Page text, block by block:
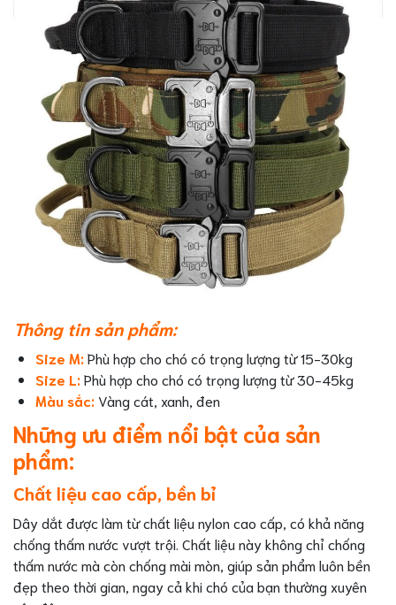
Thông tin sản phẩm:
Size M:Phù hợp cho chó có trọng lượng từ 15-30kg
Size L:Phù hợp cho chó có trọng lượng từ 30-45kg
Màu sắc:Vàng cát, xanh, đen
Những ưu điểm nổi bật của sản
phẩm:
Chất liệu cao cấp, bền bỉ
Dây dắt được làm từ chất liệu nylon cao cấp, có khả năng
chống thấm nước vượt trội. Chất liệu này không chỉ chống
thấm nước mà còn chống mài mòn, giúp sản phẩm luôn bền
đẹp theo thời gian, ngay cả khi chó của bạn thường xuyên